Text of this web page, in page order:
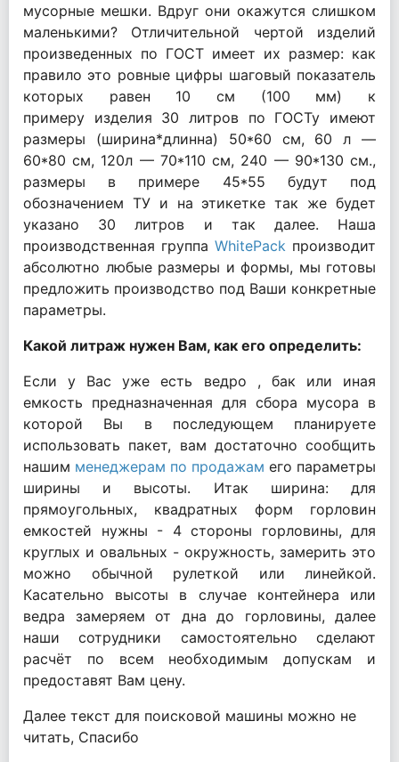
мусорные мешки. Вдруг они окажутся слишком
маленькими? Отличительной чертой изделий
произведенных по ГОСТ имеет их размер: как
правило это ровные цифры шаговый показатель
которых равен 10 см (100 мм) к
примеру изделия 30 литров по ГОСТу имеют
размеры (ширина*длинна) 50*60 см, 60 л —
60*80 см, 120л — 70*110 см, 240 — 90*130 см.,
размеры в примере 45*55 будут под
обозначением ТУ и на этикетке так же будет
указано 30 литров и так далее. Наша
производственная группа WhitePack производит
абсолютно любые размеры и формы, мы готовы
предложить производство под Ваши конкретные
параметры.
Какой литраж нужен Вам, как его определить:
Если у Вас уже есть ведро , бак или иная
емкость предназначенная для сбора мусора в
которой Вы в последующем планируете
использовать пакет, вам достаточно сообщить
нашим менеджерам по продажам его параметры
ширины и высоты. Итак ширина: для
прямоугольных, квадратных форм горловин
емкостей нужны - 4 стороны горловины, для
круглых и овальных - окружность, замерить это
можно обычной рулеткой или линейкой.
Касательно высоты в случае контейнера или
ведра замеряем от дна до горловины, далее
наши сотрудники самостоятельно сделают
расчёт по всем необходимым допускам и
предоставят Вам цену.
Далее текст для поисковой машины можно не
читать, Спасибо